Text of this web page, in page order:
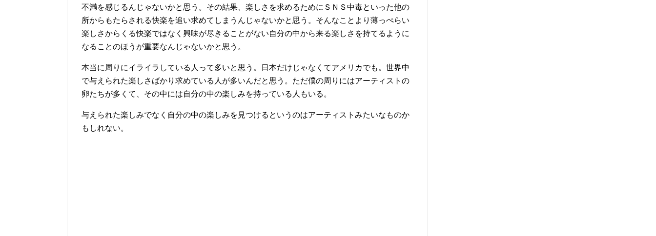
不満を感じるんじゃないかと思う。その結果、楽しさを求めるためにＳＮＳ中毒といった他の
所からもたらされる快楽を追い求めてしまうんじゃないかと思う。そんなことより薄っぺらい
楽しさからくる快楽ではなく興味が尽きることがない自分の中から来る楽しさを持てるように
なることのほうが重要なんじゃないかと思う。
本当に周りにイライラしている人って多いと思う。日本だけじゃなくてアメリカでも。世界中
で与えられた楽しさばかり求めている人が多いんだと思う。ただ僕の周りにはアーティストの
卵たちが多くて、その中には自分の中の楽しみを持っている人もいる。
与えられた楽しみでなく自分の中の楽しみを見つけるというのはアーティストみたいなものか
もしれない。